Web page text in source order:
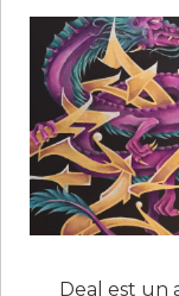
Deal est un